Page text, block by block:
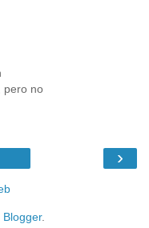
pero no
›
Blogger.